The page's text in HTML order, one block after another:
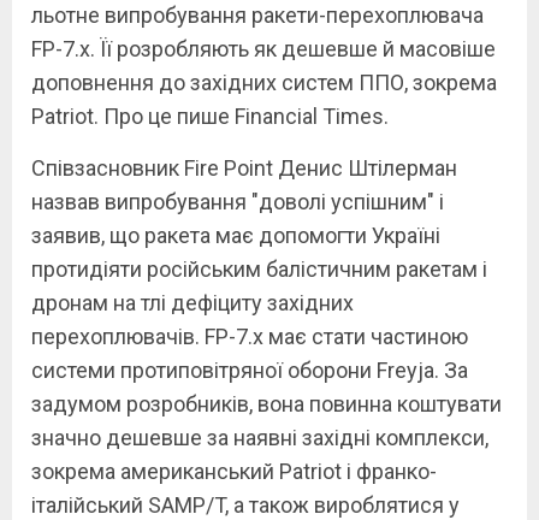
льотне випробування ракети-перехоплювача
FP-7.x. Її розробляють як дешевше й масовіше
доповнення до західних систем ППО, зокрема
Patriot. Про це пише Financial Times.
Співзасновник Fire Point Денис Штілерман
назвав випробування "доволі успішним" і
заявив, що ракета має допомогти Україні
протидіяти російським балістичним ракетам і
дронам на тлі дефіциту західних
перехоплювачів. FP-7.x має стати частиною
системи протиповітряної оборони Freyja. За
задумом розробників, вона повинна коштувати
значно дешевше за наявні західні комплекси,
зокрема американський Patriot і франко-
італійський SAMP/T, а також вироблятися у